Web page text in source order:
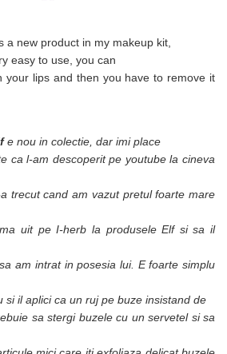
a new product in my makeup kit,
easy to use, you can
your lips and then you have to remove it
e nou in colectie, dar imi place
ca l-am descoperit pe youtube la cineva
trecut cand am vazut pretul foarte mare
uit pe I-herb la produsele Elf si sa il
am intrat in posesia lui. E foarte simplu
si il aplici ca un ruj pe buze insistand de
sa stergi buzele cu un servetel si sa